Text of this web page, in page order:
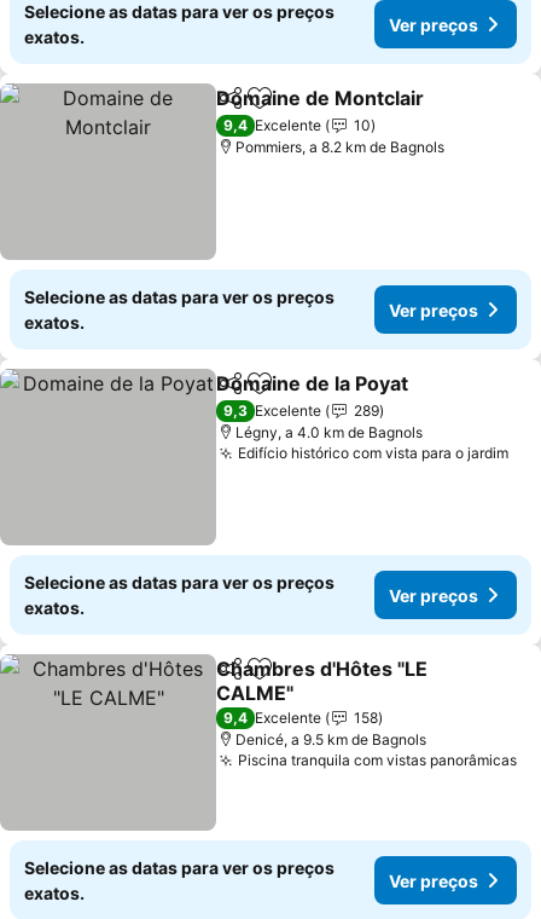
Selecione as datas para ver os preços
exatos.
Ver preços
PartilharAdicionar aos favoritos
Domaine de Montclair
9,4 Excelente
10
Pommiers, a 8.2 km de Bagnols
Selecione as datas para ver os preços
exatos.
Ver preços
PartilharAdicionar aos favoritos
Domaine de la Poyat
9,3 Excelente
289
Légny, a 4.0 km de Bagnols
Edifício histórico com vista para o jardim
Selecione as datas para ver os preços
exatos.
Ver preços
PartilharAdicionar aos favoritos
Chambres d'Hôtes "LE
CALME"
Ver preços
9,4 Excelente
158
Denicé, a 9.5 km de Bagnols
Piscina tranquila com vistas panorâmicas
Selecione as datas para ver os preços
exatos.
Ver preços